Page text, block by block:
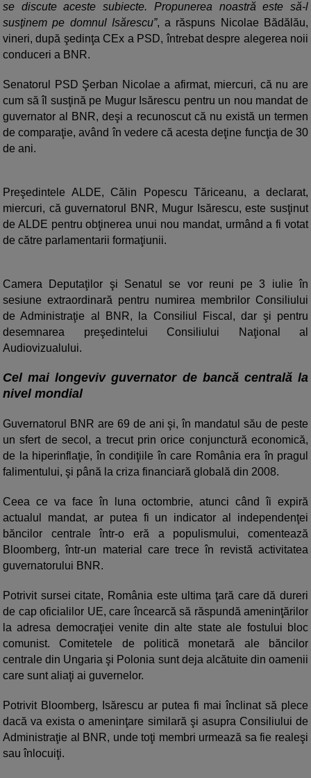
se discute aceste subiecte. Propunerea noastră este să-l
susţinem pe domnul Isărescu”, a răspuns Nicolae Bădălău,
vineri, după şedinţa CEx a PSD, întrebat despre alegerea noii
conduceri a BNR.
Senatorul PSD Şerban Nicolae a afirmat, miercuri, că nu are
cum să îl susţină pe Mugur Isărescu pentru un nou mandat de
guvernator al BNR, deşi a recunoscut că nu există un termen
de comparaţie, având în vedere că acesta deţine funcţia de 30
de ani.
Preşedintele ALDE, Călin Popescu Tăriceanu, a declarat,
miercuri, că guvernatorul BNR, Mugur Isărescu, este susţinut
de ALDE pentru obţinerea unui nou mandat, urmând a fi votat
de către parlamentarii formaţiunii.
Camera Deputaţilor şi Senatul se vor reuni pe 3 iulie în
sesiune extraordinară pentru numirea membrilor Consiliului
de Administraţie al BNR, la Consiliul Fiscal, dar şi pentru
desemnarea preşedintelui Consiliului Naţional al
Audiovizualului.
Cel mai longeviv guvernator de bancă centrală la
nivel mondial
Guvernatorul BNR are 69 de ani şi, în mandatul său de peste
un sfert de secol, a trecut prin orice conjunctură economică,
de la hiperinflaţie, în condiţiile în care România era în pragul
falimentului, şi până la criza financiară globală din 2008.
Ceea ce va face în luna octombrie, atunci când îi expiră
actualul mandat, ar putea fi un indicator al independenţei
băncilor centrale într-o eră a populismului, comentează
Bloomberg, într-un material care trece în revistă activitatea
guvernatorului BNR.
Potrivit sursei citate, România este ultima ţară care dă dureri
de cap oficialilor UE, care încearcă să răspundă ameninţărilor
la adresa democraţiei venite din alte state ale fostului bloc
comunist. Comitetele de politică monetară ale băncilor
centrale din Ungaria şi Polonia sunt deja alcătuite din oamenii
care sunt aliaţi ai guvernelor.
Potrivit Bloomberg, Isărescu ar putea fi mai înclinat să plece
dacă va exista o ameninţare similară şi asupra Consiliului de
Administraţie al BNR, unde toţi membri urmează sa fie realeşi
sau înlocuiţi.